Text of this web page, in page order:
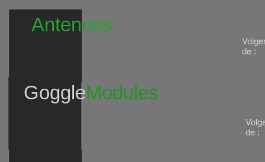
de :
Antennes
de :
GoggleModules